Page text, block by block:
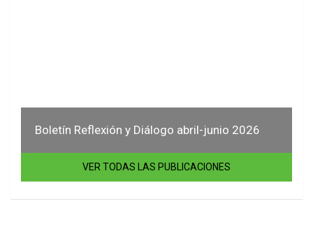
Boletín Reflexión y Diálogo abril-junio 2026
VER TODAS LAS PUBLICACIONES